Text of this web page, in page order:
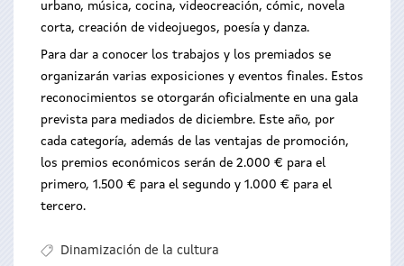
urbano, música, cocina, videocreación, cómic, novela
corta, creación de videojuegos, poesía y danza.
Para dar a conocer los trabajos y los premiados se
organizarán varias exposiciones y eventos finales. Estos
reconocimientos se otorgarán oficialmente en una gala
prevista para mediados de diciembre. Este año, por
cada categoría, además de las ventajas de promoción,
los premios económicos serán de 2.000 € para el
primero, 1.500 € para el segundo y 1.000 € para el
tercero.
Dinamización de la cultura